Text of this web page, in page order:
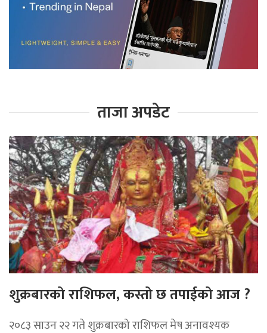
ताजा अपडेट
शुक्रबारको राशिफल, कस्तो छ तपाईको आज ?
२०८३ साउन २२ गते शुक्रबारको राशिफल मेष अनावश्यक